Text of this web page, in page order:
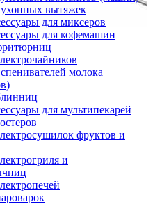
вытяжек
для миксеров
для кофемашин
молока
для мультипекарей
фруктов и
и